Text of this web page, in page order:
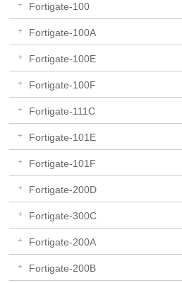
Fortigate-100
Fortigate-100A
Fortigate-100E
Fortigate-100F
Fortigate-111C
Fortigate-101E
Fortigate-101F
Fortigate-200D
Fortigate-300C
Fortigate-200A
Fortigate-200B